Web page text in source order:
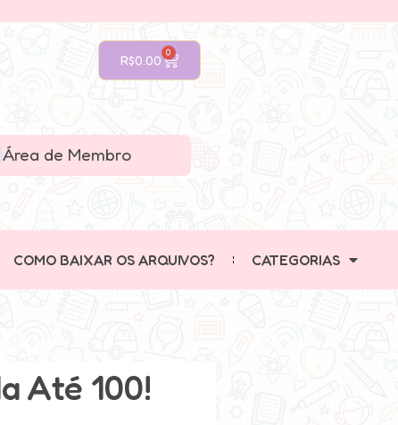
R$0.00 0
Área de Membro
COMO BAIXAR OS ARQUIVOS? CATEGORIAS
Até 100!